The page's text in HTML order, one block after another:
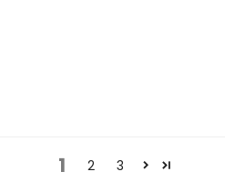
1 2 3